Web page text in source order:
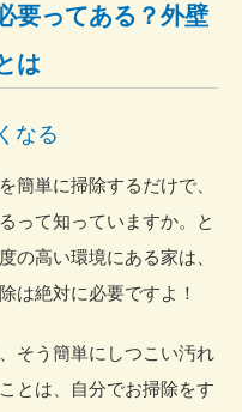
要ってある？外壁
は
なる
簡単に掃除するだけで、
って知っていますか。と
の高い環境にある家は、
は絶対に必要ですよ！
そう簡単にしつこい汚れ
とは、自分でお掃除をす